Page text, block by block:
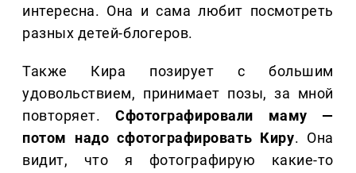
интересна. Она и сама любит посмотреть
разных детей-блогеров.
Также Кира позирует с большим
удовольствием, принимает позы, за мной
повторяет.Сфотографировали маму —
потом надо сфотографировать Киру. Она
видит, что я фотографирую какие-то